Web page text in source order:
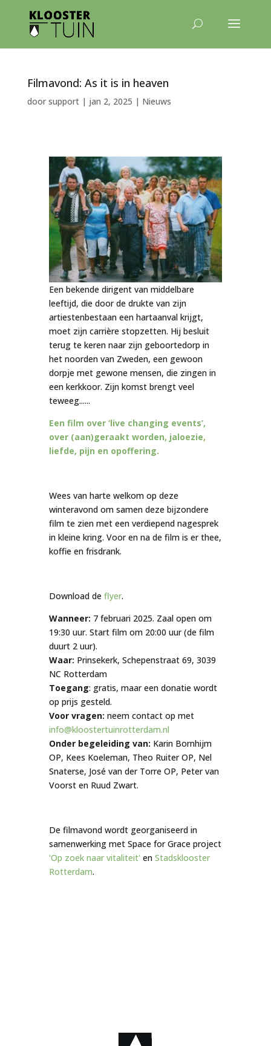
Filmavond: As it is in heaven
door support| jan 2, 2025 | Nieuws
Een bekende dirigent van middelbare
leeftijd, die door de drukte van zijn
artiestenbestaan een hartaanval krijgt,
moet zijn carrière stopzetten. Hij besluit
terug te keren naar zijn geboortedorp in
het noorden van Zweden, een gewoon
dorpje met gewone mensen, die zingen in
een kerkkoor. Zijn komst brengt veel
teweeg......
Een film over ‘live changing events’,
over (aan)geraakt worden, jaloezie,
liefde, pijn en opoffering.
Wees van harte welkom op deze
winteravond om samen deze bijzondere
film te zien met een verdiepend nagesprek
in kleine kring. Voor en na de film is er thee,
koffie en frisdrank.
Download de flyer.
Wanneer: 7 februari 2025. Zaal open om
19:30 uur. Start film om 20:00 uur (de film
duurt 2 uur).
Waar: Prinsekerk, Schepenstraat 69, 3039
NC Rotterdam
Toegang: gratis, maar een donatie wordt
op prijs gesteld.
Voor vragen: neem contact op met
info@kloostertuinrotterdam.nl
Onder begeleiding van: Karin Bornhijm
OP, Kees Koeleman, Theo Ruiter OP, Nel
Snaterse, José van der Torre OP, Peter van
Voorst en Ruud Zwart.
De filmavond wordt georganiseerd in
samenwerking met Space for Grace project
'Op zoek naar vitaliteit'en Stadsklooster
Rotterdam.